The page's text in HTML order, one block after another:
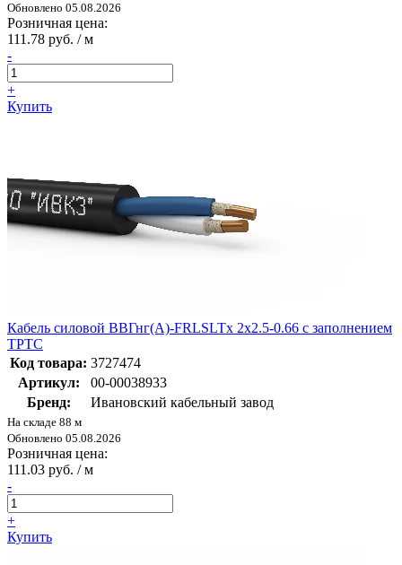
Обновлено 05.08.2026
Розничная цена:
111.78 руб. / м
-
+
Купить
Кабель силовой ВВГнг(А)-FRLSLTx 2х2.5-0.66 с заполнением
ТРТС
Код товара: 3727474
Артикул:
00-00038933
Бренд:
Ивановский кабельный завод
На складе 88 м
Обновлено 05.08.2026
Розничная цена:
111.03 руб. / м
-
+
Купить